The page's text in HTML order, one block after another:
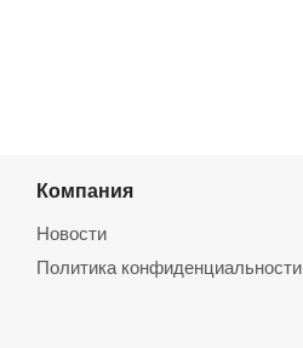
Компания
Новости
Политика конфиденциальности